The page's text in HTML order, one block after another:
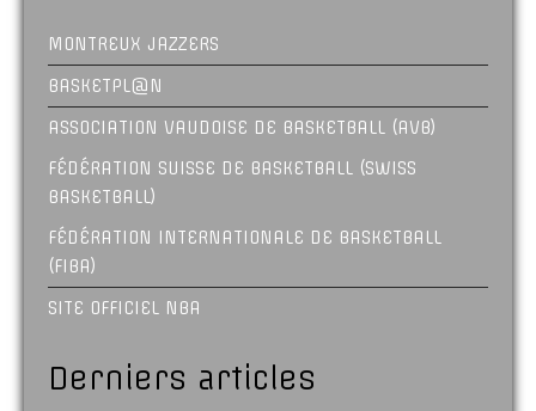
MONTREUX JAZZERS
BASKETPL@N
ASSOCIATION VAUDOISE DE BASKETBALL (AVB)
FÉDÉRATION SUISSE DE BASKETBALL (SWISS
BASKETBALL)
FÉDÉRATION INTERNATIONALE DE BASKETBALL
(FIBA)
SITE OFFICIEL NBA
Derniers articles